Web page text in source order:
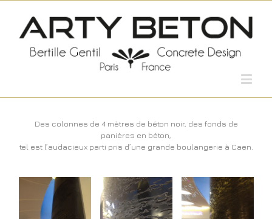
Des colonnes de 4 mètres de béton noir, des fonds de
panières en béton,
tel est l’audacieux parti pris d’une grande boulangerie à Caen.